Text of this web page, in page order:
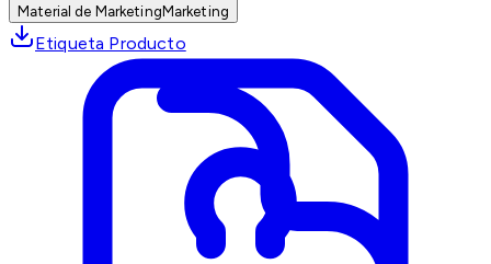
Material de MarketingMarketing
Etiqueta Producto